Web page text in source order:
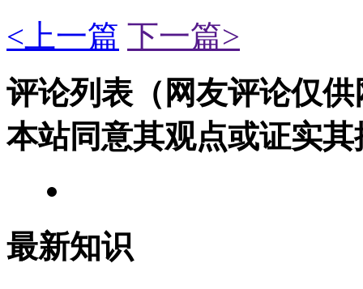
<上一篇 下一篇>
评论列表（网友评论仅
本站同意其观点或证实其
最新知识